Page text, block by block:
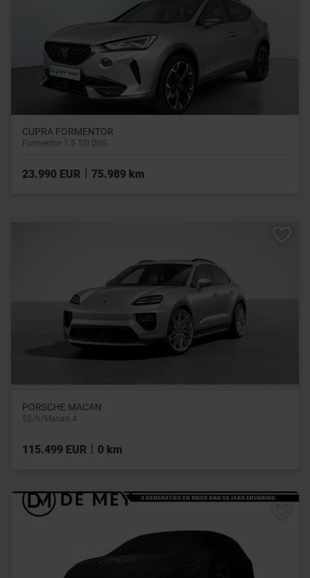
CUPRA FORMENTOR
Formentor 1.5 TSI DSG
23.990 EUR 75.989 km
PORSCHE MACAN
$$/fr/Macan 4
115.499 EUR | 0 km